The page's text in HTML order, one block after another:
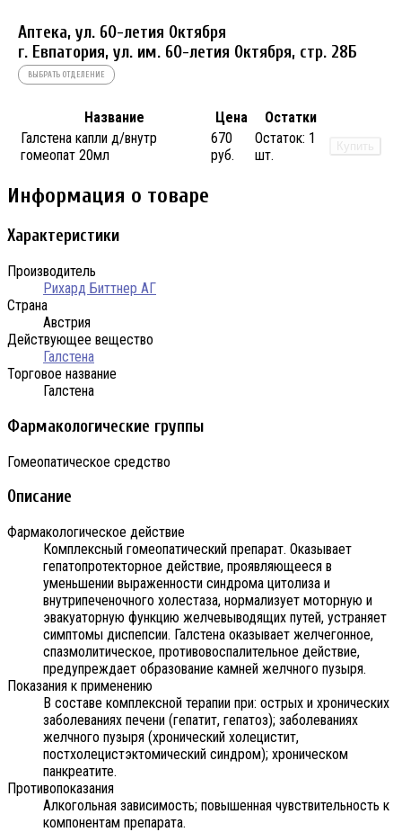
Аптека, ул. 60-летия Октября
г. Евпатория, ул. им. 60-летия Октября, стр. 28Б
ВЫБРАТЬ ОТДЕЛЕНИЕ
Название Цена
Остатки
Галстена капли д/внутр
гомеопат 20мл
670
руб.
Остаток: 1
шт.
Купить
Информация о товаре
Характеристики
Производитель
Рихард Биттнер АГ
Страна
Австрия
Действующее вещество
Галстена
Торговое название
Галстена
Фармакологические группы
Гомеопатическое средство
Описание
Фармакологическое действие
Комплексный гомеопатический препарат. Оказывает
гепатопротекторное действие, проявляющееся в
уменьшении выраженности синдрома цитолиза и
внутрипеченочного холестаза, нормализует моторную и
эвакуаторную функцию желчевыводящих путей, устраняет
симптомы диспепсии. Галстена оказывает желчегонное,
спазмолитическое, противовоспалительное действие,
предупреждает образование камней желчного пузыря.
Показания к применению
В составе комплексной терапии при: острых и хронических
заболеваниях печени (гепатит, гепатоз); заболеваниях
желчного пузыря (хронический холецистит,
постхолецистэктомический синдром); хроническом
панкреатите.
Противопоказания
Алкогольная зависимость; повышенная чувствительность к
компонентам препарата.